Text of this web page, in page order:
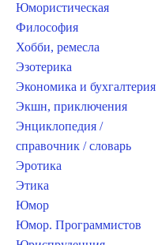
Юмористическая
Философия
Хобби, ремесла
Эзотерика
Экономика и бухгалтерия
Экшн, приключения
Энциклопедия /
справочник / словарь
Эротика
Этика
Юмор
Юмор. Программистов